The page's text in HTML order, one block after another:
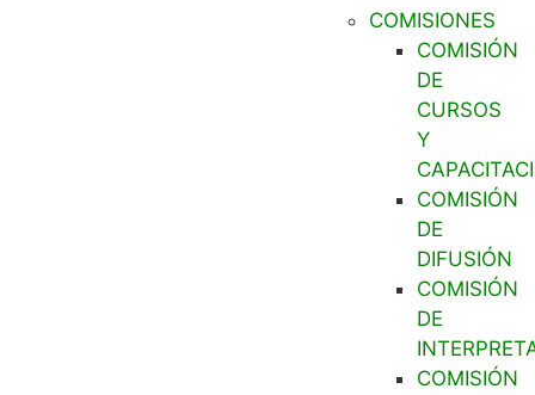
COMISIONES
COMISIÓN
DE
CURSOS
Y
COMISIÓN
DE
DIFUSIÓN
COMISIÓN
DE
COMISIÓN